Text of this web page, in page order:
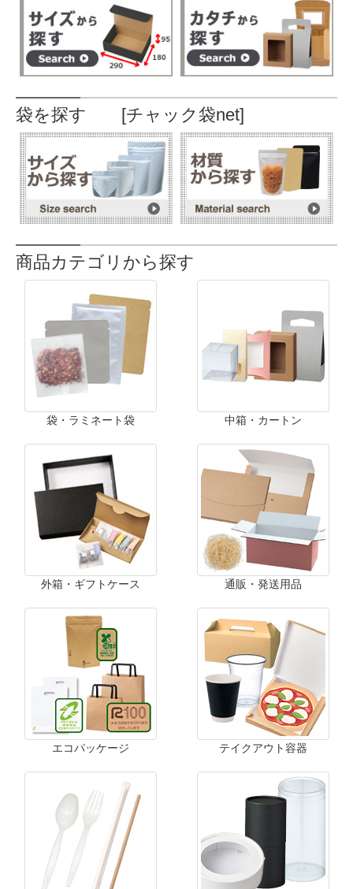
袋を探す [チャック袋net]
商品カテゴリから探す
袋・ラミネート袋 中箱・カートン
外箱・ギフトケース 通販・発送用品
エコパッケージ テイクアウト容器